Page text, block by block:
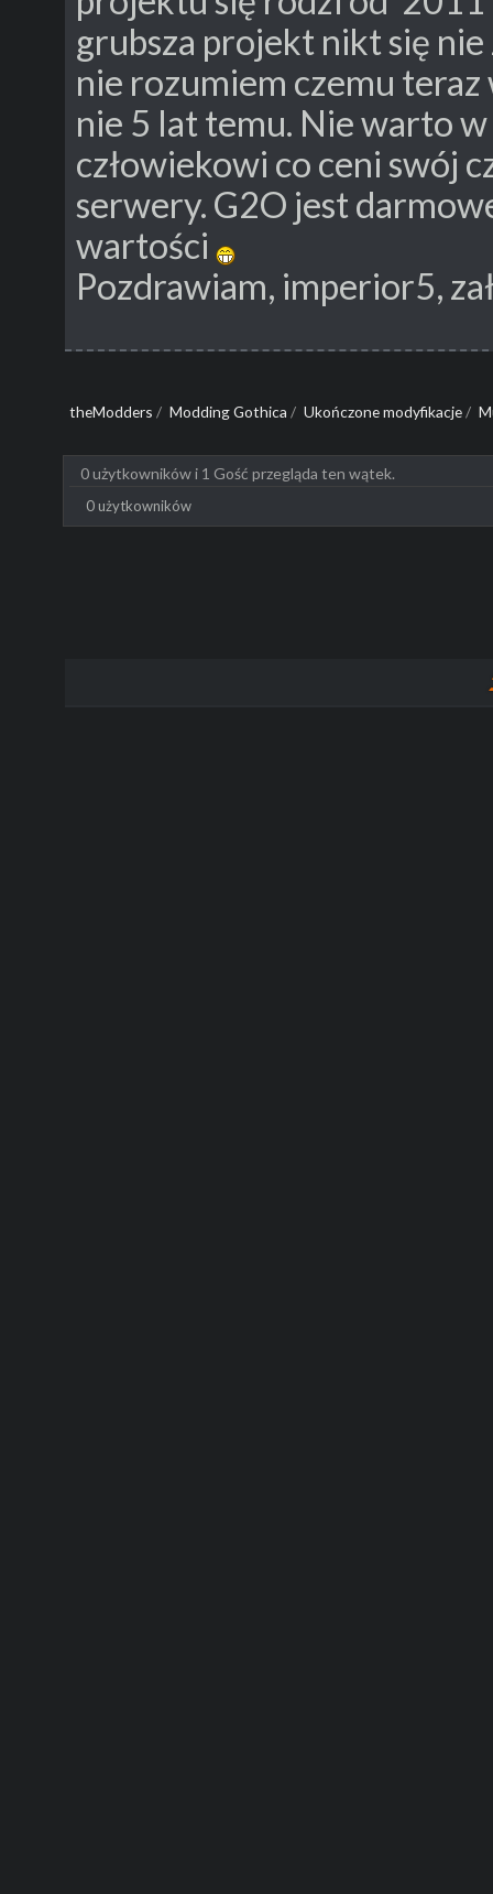
grubsza projekt nikt się
nie rozumiem czemu
nie 5 lat temu. Nie warto
człowiekowi co ceni swój
serwery. G2O jest
wartości
Pozdrawiam, imperior5,
theModders / Modding Gothica / Ukończone modyfikacje/
0 użytkowników i 1 Gość przegląda ten wątek.
0 użytkowników